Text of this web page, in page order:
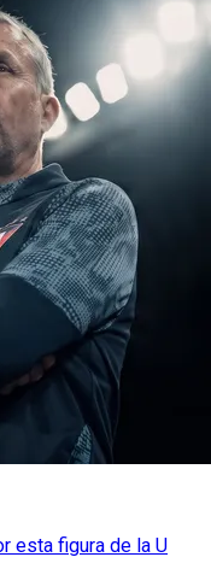
esta figura de la U